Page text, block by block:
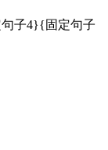
子4}{固定句子